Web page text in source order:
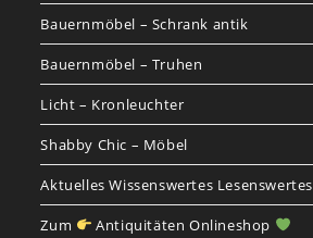
Bauernmöbel – Schrank antik
Bauernmöbel – Truhen
Licht – Kronleuchter
Shabby Chic – Möbel
Aktuelles Wissenswertes Lesenswertes
Zum Antiquitäten Onlineshop